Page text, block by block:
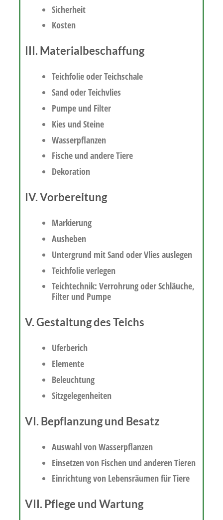
Sicherheit
Kosten
III. Materialbeschaffung
Teichfolie oder Teichschale
Sand oder Teichvlies
Pumpe und Filter
Kies und Steine
Wasserpflanzen
Fische und andere Tiere
Dekoration
IV. Vorbereitung
Markierung
Ausheben
Untergrund mit Sand oder Vlies auslegen
Teichfolie verlegen
Teichtechnik: Verrohrung oder Schläuche,
Filter und Pumpe
V. Gestaltung des Teichs
Uferberich
Elemente
Beleuchtung
Sitzgelegenheiten
VI. Bepflanzung und Besatz
Auswahl von Wasserpflanzen
Einsetzen von Fischen und anderen Tieren
Einrichtung von Lebensräumen für Tiere
VII. Pflege und Wartung